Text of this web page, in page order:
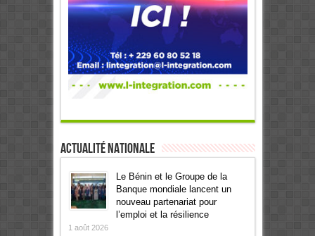
Actualité Nationale
Le Bénin et le Groupe de la
Banque mondiale lancent un
nouveau partenariat pour
l’emploi et la résilience
1 août 2026